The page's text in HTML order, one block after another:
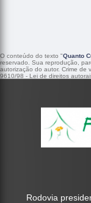
O conteúdo do texto "Quanto
reservado. Sua reprodução,
autorização do autor. Crime de
9610/98 - Lei de direitos
Rodovia